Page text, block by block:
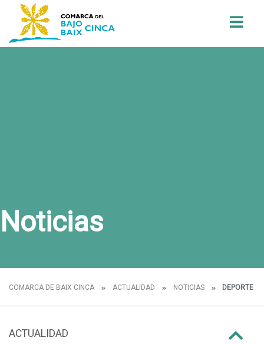
Noticias
COMARCA DE BAIX CINCA ACTUALIDAD NOTICIAS DEPORTE Y
ACTUALIDAD